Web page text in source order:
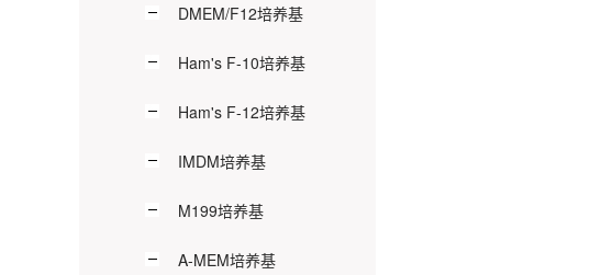
DMEM/F12培养基
Ham's F-10培养基
Ham's F-12培养基
IMDM培养基
M199培养基
A-MEM培养基